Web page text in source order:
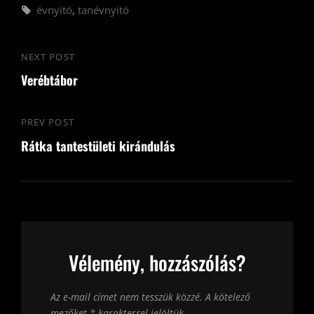
Tags,
évnyitó, tanévnyitó
Bejegyzés
navigáció
Previous
Post
PREV POST
Rátka tantestületi kirándulás
Next
Post
NEXT POST
Verébtábor
Vélemény, hozzászólás?
Az e-mail címet nem tesszük közzé. A kötelező